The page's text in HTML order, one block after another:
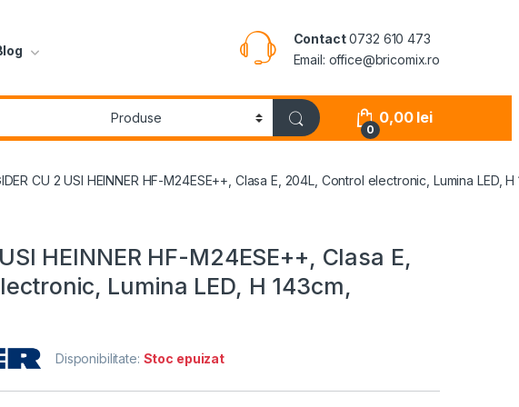
Contact0732 610 473
Email: office@bricomix.ro
0
0,00 lei
CU 2 USI HEINNER HF-M24ESE++, Clasa E, 204L, Control electronic, Lumina LED,
HEINNER HF-M24ESE++, Clasa E,
Lumina LED, H 143cm,
Disponibilitate: Stoc epuizat